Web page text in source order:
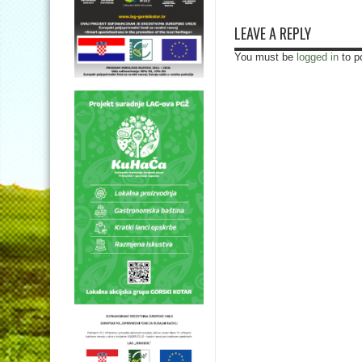
LEAVE A REPLY
You must be logged in to